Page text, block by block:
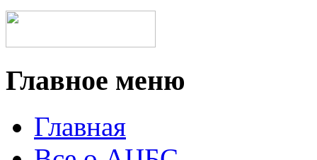
Главное меню
Главная